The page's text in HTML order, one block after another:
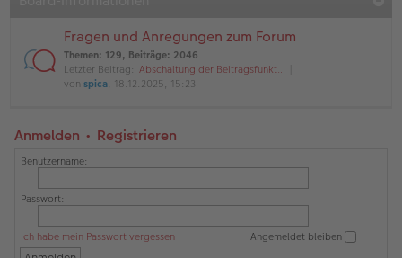
Fragen und Anregungen zum Forum
Themen: 129, Beiträge: 2046
Letzter Beitrag: Abschaltung der Beitragsfunkt…
von spica, 18.12.2025, 15:23
Anmelden • Registrieren
Benutzername:
Passwort:
Ich habe mein Passwort vergessen Angemeldet bleiben